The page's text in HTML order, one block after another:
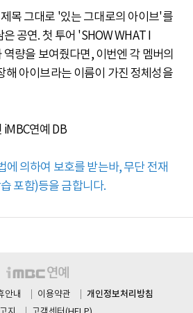
목 그대로 '있는 그대로의 아이브'를
공연. 첫 투어 'SHOW WHAT I
역량을 보여줬다면, 이번엔 각 멤버의
해 아이브라는 이름이 가진 정체성을
iMBC연예 DB
의하여 보호를 받는바, 무단 전재
포함)등을 금합니다.
안내 이용약관 개인정보처리방침